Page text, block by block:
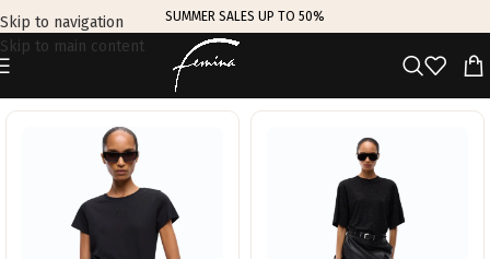
Skip to navigation
Skip to main content
SUMMER SALES UP TO 50%
TRENDING THIS WEEK